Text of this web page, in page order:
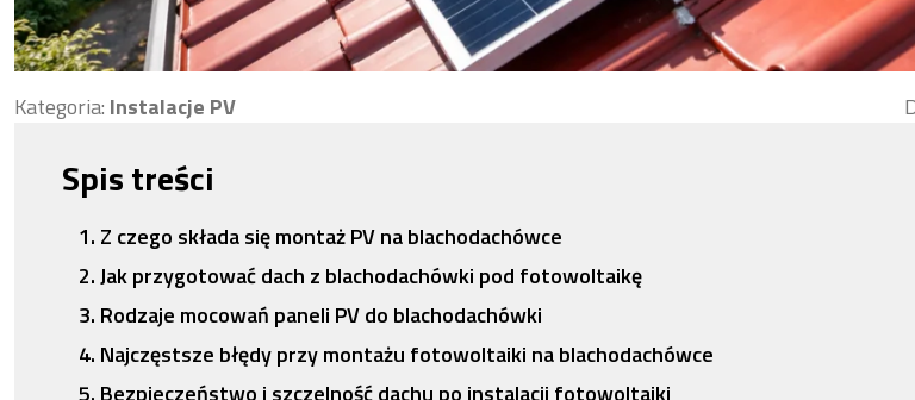
Kategoria: Instalacje PV
Spis treści
Z czego składa się montaż PV na blachodachówce
Jak przygotować dach z blachodachówki pod fotowoltaikę
Rodzaje mocowań paneli PV do blachodachówki
Najczęstsze błędy przy montażu fotowoltaiki na blachodachówce
Bezpieczeństwo i szczelność dachu po instalacji fotowoltaiki